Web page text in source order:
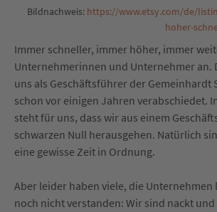
Bildnachweis: https://www.etsy.com/de/
hoher-
Immer schneller, immer höher, immer
Unternehmerinnen und Unternehmer an.
uns als Geschäftsführer der Gemeinhardt
schon vor einigen Jahren verabschiedet.
steht für uns, dass wir aus einem
schwarzen Null herausgehen. Natürlich
eine gewisse Zeit in Ordnung.
Aber leider haben viele, die Unternehmen
noch nicht verstanden: Wir sind nackt